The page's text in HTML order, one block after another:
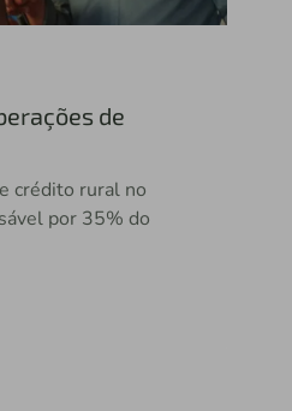
de
crédito rural no
por 35% do